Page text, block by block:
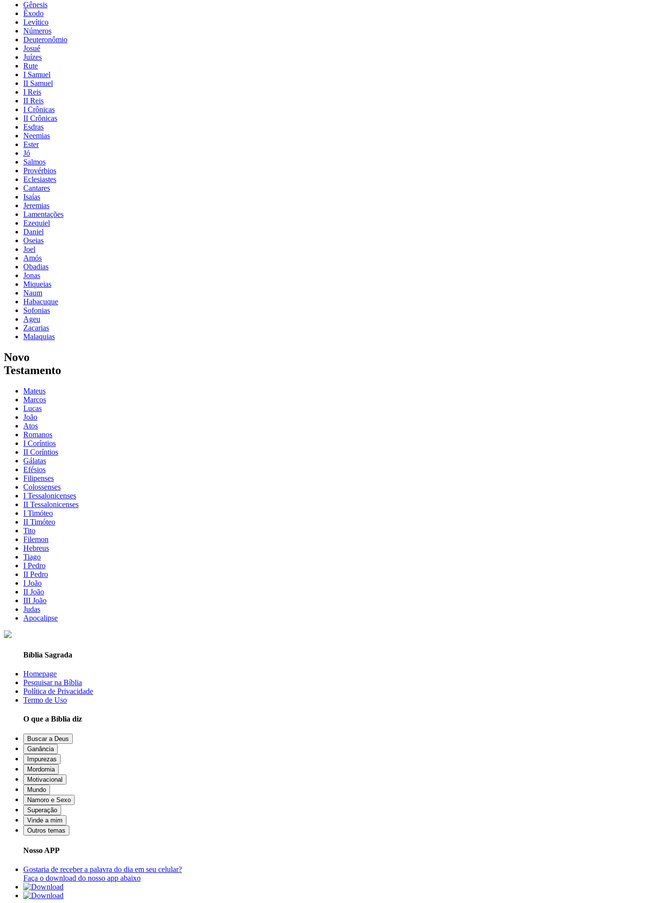
Gênesis
Êxodo
Levítico
Números
Deuteronômio
Josué
Juízes
Rute
I Samuel
II Samuel
I Reis
II Reis
I Crônicas
II Crônicas
Esdras
Neemias
Ester
Jó
Salmos
Provérbios
Eclesiastes
Cantares
Isaías
Jeremias
Lamentações
Ezequiel
Daniel
Oseias
Joel
Amós
Obadias
Jonas
Miqueias
Naum
Habacuque
Sofonias
Ageu
Zacarias
Malaquias
Novo
Testamento
Mateus
Marcos
Lucas
João
Atos
Romanos
I Coríntios
II Coríntios
Gálatas
Efésios
Filipenses
Colossenses
I Tessalonicenses
II Tessalonicenses
I Timóteo
II Timóteo
Tito
Filemon
Hebreus
Tiago
I Pedro
II Pedro
I João
II João
III João
Judas
Apocalipse
Bíblia Sagrada
Homepage
Pesquisar na Bíblia
Política de Privacidade
Termo de Uso
O que a Bíblia diz
Buscar a Deus
Ganância
Impurezas
Mordomia
Motivacional
Mundo
Namoro e Sexo
Superação
Vinde a mim
Outros temas
Nosso APP
Gostaria de receber a palavra do dia em seu celular?
Faça o download do nosso app abaixo